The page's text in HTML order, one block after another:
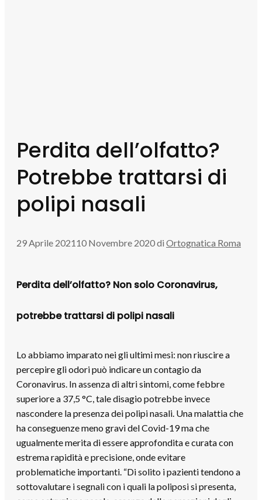
Perdita dell’olfatto?
Potrebbe trattarsi di
polipi nasali
29 Aprile 2021 10 Novembre 2020di Ortognatica Roma
Perdita dell’olfatto? Non solo Coronavirus,
potrebbe trattarsi di polipi nasali
Lo abbiamo imparato nei gli ultimi mesi: non riuscire a
percepire gli odori può indicare un contagio da
Coronavirus. In assenza di altri sintomi, come febbre
superiore a 37,5 °C, tale disagio potrebbe invece
nascondere la presenza dei polipi nasali. Una malattia che
ha conseguenze meno gravi del Covid-19 ma che
ugualmente merita di essere approfondita e curata con
estrema rapidità e precisione, onde evitare
problematiche importanti. “Di solito i pazienti tendono a
sottovalutare i segnali con i quali la poliposi si presenta,